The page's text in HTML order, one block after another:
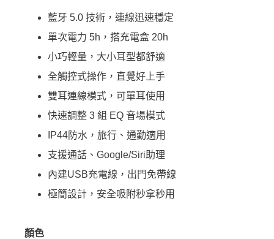
藍牙 5.0 技術，連線迅速穩定
單次電力 5h，搭充電盒 20h
小巧輕量，大小耳型都舒適
全觸控式操作，直覺好上手
雙耳連線模式，可單耳使用
快速調整 3 組 EQ 音場模式
IP44防水，旅行、通勤適用
支援通話、Google/Siri助理
內建USB充電線，出門免帶線
極簡設計，安全吸附秒拿秒用
顏色